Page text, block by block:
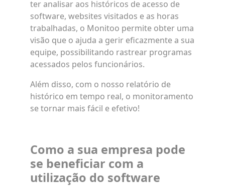
ter analisar aos históricos de acesso de
software, websites visitados e as horas
trabalhadas, o Monitoo permite obter uma
visão que o ajuda a gerir eficazmente a sua
equipe, possibilitando rastrear programas
acessados pelos funcionários.
Além disso, com o nosso relatório de
histórico em tempo real, o monitoramento
se tornar mais fácil e efetivo!
Como a sua empresa pode
se beneficiar com a
utilização do software